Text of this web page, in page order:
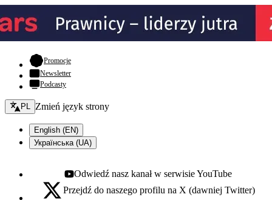
Promocje- otwiera się w nowej karcie
Newsletter
Podcasty
Zmień język - bieżący:
PL Zmień język strony
English (EN)
Українська (UA)
Youtube - otwiera się w nowej karcie
Odwiedź nasz kanał w serwisie YouTube
X - otwiera się w nowej karcie
Przejdź do naszego profilu na X (dawniej Twitter)